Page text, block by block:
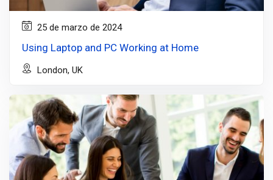
25 de marzo de 2024
Using Laptop and PC Working at Home
London, UK